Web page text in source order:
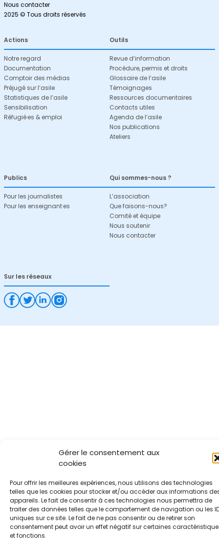
Gérer le consentement aux
cookies
Pour offrir les meilleures expériences, nous utilisons des technologies
telles que les cookies pour stocker et/ou accéder aux informations
appareils. Le fait de consentir à ces technologies nous permettra de
traiter des données telles que le comportement de navigation ou les
uniques sur ce site. Le fait de ne pas consentir ou de retirer son
consentement peut avoir un effet négatif sur certaines
et fonctions.
Nous contacter
2025 © Tous droits réservés
Actions
Notre regard
Documentation
Comptoir des médias
Préjugé sur l’asile
Statistiques de l’asile
Sensibilisation
Réfugié·es & emploi
Outils
Revue d’information
Procédure, permis et droits
Glossaire de l’asile
Témoignages
Ressources documentaires
Contacts utiles
Agenda de l’asile
Nos publications
Ateliers
Publics
Pour les journalistes
Pour les enseignant·es
Qui sommes-nous ?
L’association
Que faisons-nous?
Comité et équipe
Nous soutenir
Nous contacter
Sur les réseaux